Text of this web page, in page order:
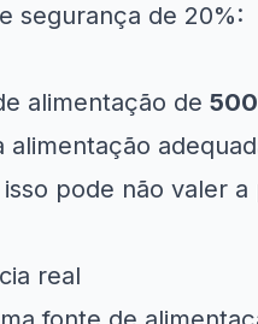
segurança de 20%:
alimentação de
pode não valer
real